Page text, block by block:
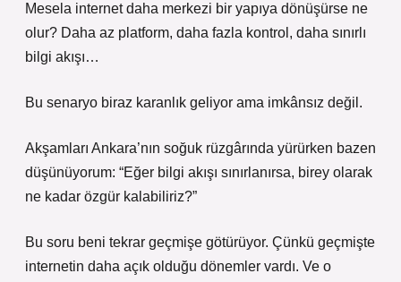
Mesela internet daha merkezi bir yapıya dönüşürse ne
olur? Daha az platform, daha fazla kontrol, daha sınırlı
bilgi akışı…
Bu senaryo biraz karanlık geliyor ama imkânsız değil.
Akşamları Ankara’nın soğuk rüzgârında yürürken bazen
düşünüyorum: “Eğer bilgi akışı sınırlanırsa, birey olarak
ne kadar özgür kalabiliriz?”
Bu soru beni tekrar geçmişe götürüyor. Çünkü geçmişte
internetin daha açık olduğu dönemler vardı. Ve o